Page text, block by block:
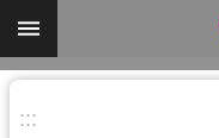
跳到主要內容區塊
進
:::